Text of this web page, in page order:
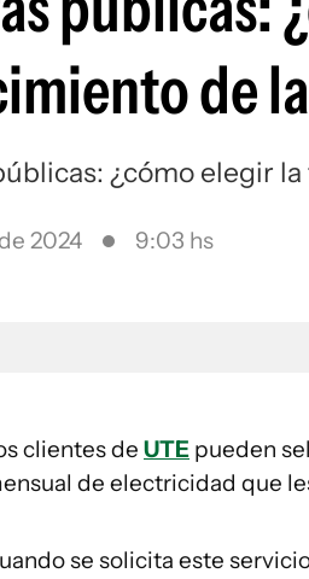
de
¿cómo elegir
2024 9:03 hs
clientes de UTE pueden
de electricidad que
se solicita este